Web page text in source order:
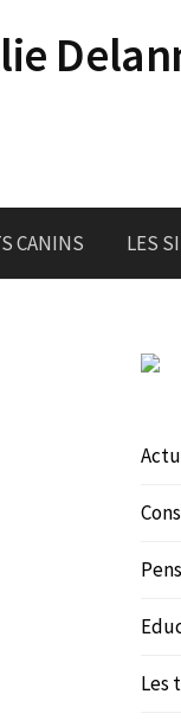
CANINS LES
Les